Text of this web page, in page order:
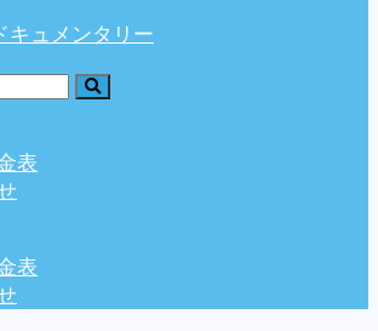
キュメンタリー
表
表